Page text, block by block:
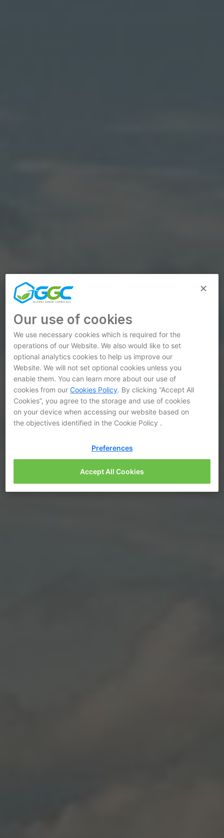
Our use of cookies
We use necessary cookies which is required for the
operations of our Website. We also would like to set
optional analytics cookies to help us improve our
Website. We will not set optional cookies unless you
enable them. You can learn more about our use of
cookies from ourCookies Policy. By clicking “Accept All
Cookies”, you agree to the storage and use of cookies
on your device when accessing our website based on
the objectives identified in the Cookie Policy .
Preferences
Accept All Cookies